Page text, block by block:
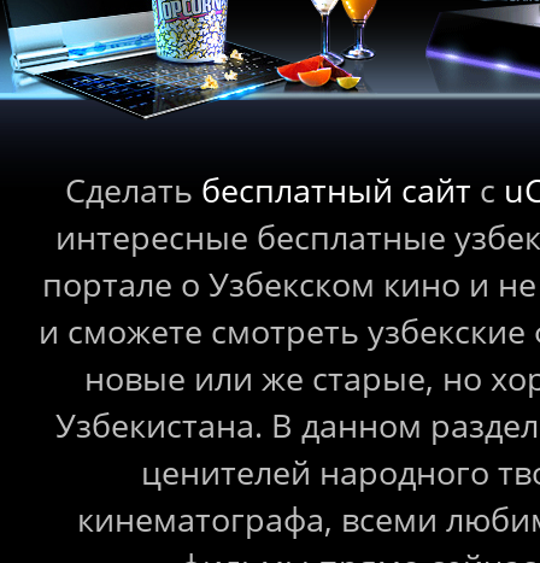
Сделать бесплатный сайт с
интересные бесплатные
портале о Узбекском кино и
и сможете смотреть
новые или же старые, но
Узбекистана. В данном
ценителей народного
кинематографа, всеми